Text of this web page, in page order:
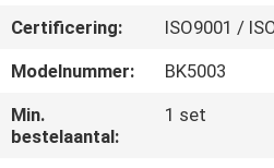
FABRIEKSREIS
Certificering:
ISO9001 /
Modelnummer:
BK5003
Min.
bestelaantal:
1 set